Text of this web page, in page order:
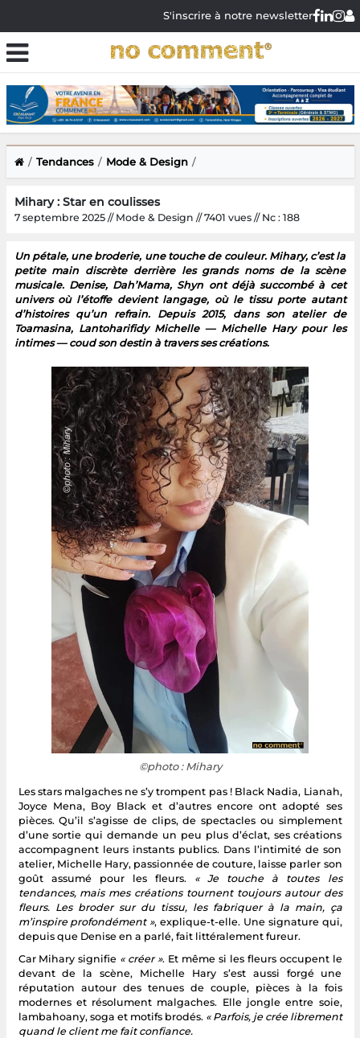
S'inscrire à notre newsletter
Tendances Mode & Design
Mihary : Star en coulisses
7 septembre 2025 // Mode & Design // 7401 vues // Nc : 188
Un pétale, une broderie, une touche de couleur. Mihary, c’est la
petite main discrète derrière les grands noms de la scène
musicale. Denise, Dah’Mama, Shyn ont déjà succombé à cet
univers où l’étoffe devient langage, où le tissu porte autant
d’histoires qu’un refrain. Depuis 2015, dans son atelier de
Toamasina, Lantoharifidy Michelle — Michelle Hary pour les
intimes — coud son destin à travers ses créations.
©photo : Mihary
Les stars malgaches ne s’y trompent pas ! Black Nadia, Lianah,
Joyce Mena, Boy Black et d’autres encore ont adopté ses
pièces. Qu’il s’agisse de clips, de spectacles ou simplement
d’une sortie qui demande un peu plus d’éclat, ses créations
accompagnent leurs instants publics. Dans l’intimité de son
atelier, Michelle Hary, passionnée de couture, laisse parler son
goût assumé pour les fleurs. « Je touche à toutes les
tendances, mais mes créations tournent toujours autour des
fleurs. Les broder sur du tissu, les fabriquer à la main, ça
m’inspire profondément », explique-t-elle. Une signature qui,
depuis que Denise en a parlé, fait littéralement fureur.
Car Mihary signifie « créer ». Et même si les fleurs occupent le
devant de la scène, Michelle Hary s’est aussi forgé une
réputation autour des tenues de couple, pièces à la fois
modernes et résolument malgaches. Elle jongle entre soie,
lambahoany, soga et motifs brodés. « Parfois, je crée librement
quand le client me fait confiance.